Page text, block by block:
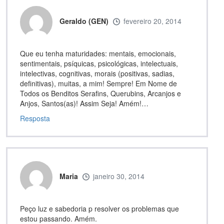
Geraldo (GEN) fevereiro 20, 2014
Que eu tenha maturidades: mentais, emocionais,
sentimentais, psíquicas, psicológicas, intelectuais,
intelectivas, cognitivas, morais (positivas, sadias,
definitivas), muitas, a mim! Sempre! Em Nome de
Todos os Benditos Serafins, Querubins, Arcanjos e
Anjos, Santos(as)! Assim Seja! Amém!…
Resposta
Maria janeiro 30, 2014
Peço luz e sabedoria p resolver os problemas que
estou passando. Amém.